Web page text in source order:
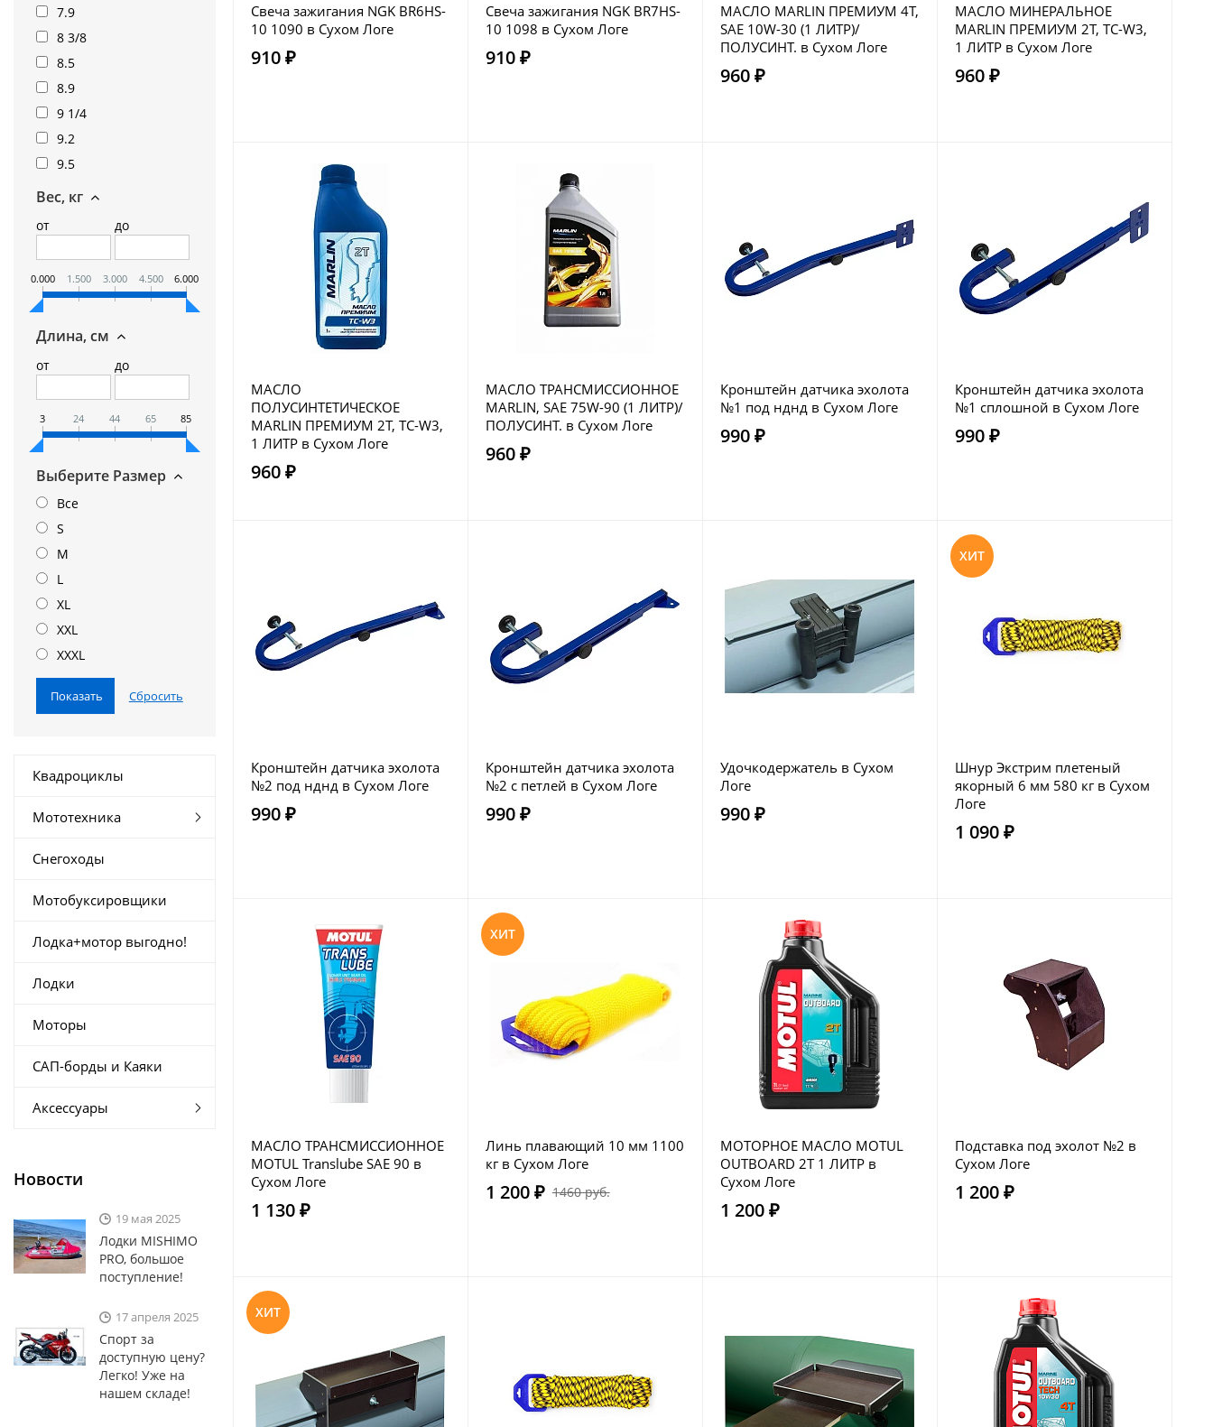
7.9
8 3/8
8.5
8.9
9 1/4
9.2
9.5
Вес, кг
от до
0.000 1.500 3.000 4.500 6.000
Длина, см
от до
3 24 44 65 85
Выберите Размер
Все
S
M
L
XL
XXL
XXXL
Квадроциклы
Мототехника
Снегоходы
Мотобуксировщики
Лодка+мотор выгодно!
Лодки
Моторы
САП-борды и Каяки
Аксессуары
Новости
19 мая 2025
Лодки MISHIMO
PRO, большое
поступление!
17 апреля 2025
Спорт за
доступную цену?
Легко! Уже на
нашем складе!
Свеча зажигания NGK BR6HS-
10 1090 в Сухом Логе
910 ₽
Свеча зажигания NGK BR7HS-
10 1098 в Сухом Логе
910 ₽
МАСЛО MARLIN ПРЕМИУМ 4Т,
SAE 10W-30 (1 ЛИТР)/
ПОЛУСИНТ. в Сухом Логе
960 ₽
МАСЛО МИНЕРАЛЬНОЕ
MARLIN ПРЕМИУМ 2Т, TC-W3,
1 ЛИТР в Сухом Логе
960 ₽
МАСЛО
ПОЛУСИНТЕТИЧЕСКОЕ
MARLIN ПРЕМИУМ 2Т, TC-W3,
1 ЛИТР в Сухом Логе
960 ₽
МАСЛО ТРАНСМИССИОННОЕ
MARLIN, SAE 75W-90 (1 ЛИТР)/
ПОЛУСИНТ. в Сухом Логе
960 ₽
Кронштейн датчика эхолота
№1 под нднд в Сухом Логе
990 ₽
Кронштейн датчика эхолота
№1 сплошной в Сухом Логе
990 ₽
Кронштейн датчика эхолота
№2 под нднд в Сухом Логе
990 ₽
Кронштейн датчика эхолота
№2 с петлей в Сухом Логе
990 ₽
Удочкодержатель в Сухом
Логе
990 ₽
ХИТ
Шнур Экстрим плетеный
якорный 6 мм 580 кг в Сухом
Логе
1 090 ₽
МАСЛО ТРАНСМИССИОННОЕ
MOTUL Translube SAE 90 в
Сухом Логе
1 130 ₽
ХИТ
Линь плавающий 10 мм 1100
кг в Сухом Логе
1 200 ₽ 1460 руб.
МОТОРНОЕ МАСЛО MOTUL
OUTBOARD 2T 1 ЛИТР в
Сухом Логе
1 200 ₽
Подставка под эхолот №2 в
Сухом Логе
1 200 ₽
ХИТ